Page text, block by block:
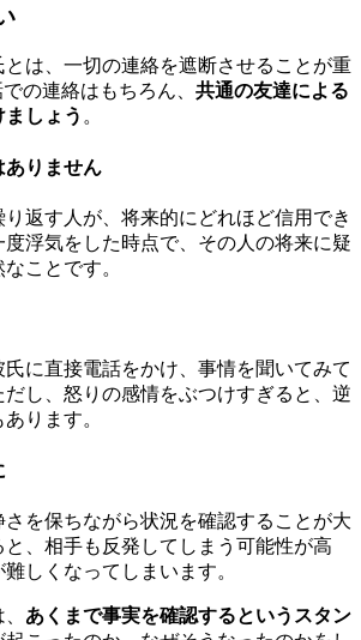
は、一切の連絡を遮断させることが重
の連絡はもちろん、 共通の友達による
しょう 。
ありません
返す人が、将来的にどれほど信用でき
度浮気をした時点で、その人の将来に疑
ことです。
に直接電話をかけ、事情を聞いてみて
だし、怒りの感情をぶつけすぎると、逆
ります。
を保ちながら状況を確認することが大
、相手も反発してしまう可能性が高
しくなってしまいます。
あくまで事実を確認するというスタン